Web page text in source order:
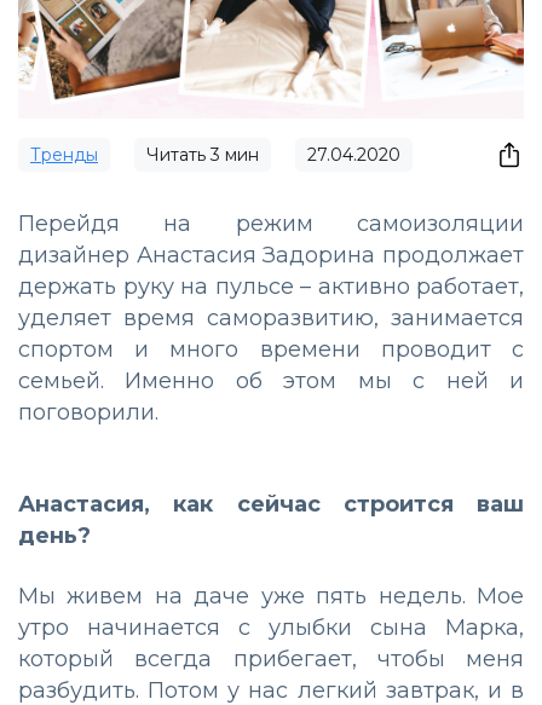
Тренды Читать3 мин 27.04.2020
Перейдя на режим самоизоляции
дизайнер Анастасия Задорина продолжает
держать руку на пульсе – активно работает,
уделяет время саморазвитию, занимается
спортом и много времени проводит с
семьей. Именно об этом мы с ней и
поговорили.
Анастасия, как сейчас строится ваш
день?
Мы живем на даче уже пять недель. Мое
утро начинается с улыбки сына Марка,
который всегда прибегает, чтобы меня
разбудить. Потом у нас легкий завтрак, и в